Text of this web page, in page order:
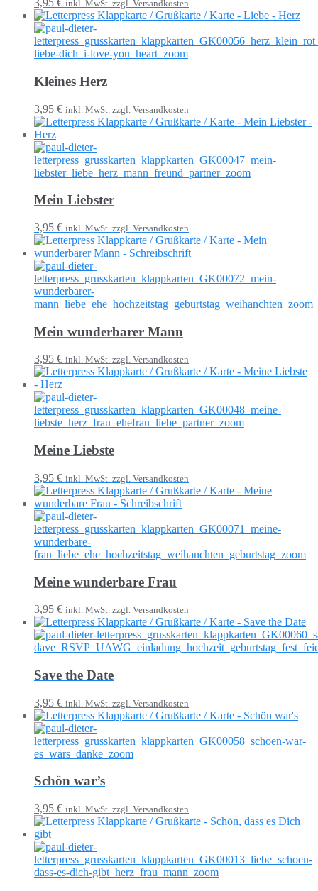
3,95 € inkl. MwSt. zzgl. Versandkosten
Kleines Herz
3,95 € inkl. MwSt. zzgl. Versandkosten
Mein Liebster
3,95 € inkl. MwSt. zzgl. Versandkosten
Mein wunderbarer Mann
3,95 € inkl. MwSt. zzgl. Versandkosten
Meine Liebste
3,95 € inkl. MwSt. zzgl. Versandkosten
Meine wunderbare Frau
3,95 € inkl. MwSt. zzgl. Versandkosten
Save the Date
3,95 € inkl. MwSt. zzgl. Versandkosten
Schön war’s
3,95 € inkl. MwSt. zzgl. Versandkosten